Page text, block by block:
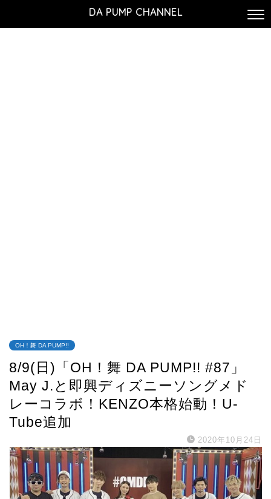
DA PUMP CHANNEL
OH！舞 DA PUMP!!
8/9(日)「OH！舞 DA PUMP!! #87」
May J.と即興ディズニーソングメド
レーコラボ！KENZO本格始動！U-
Tube追加
2020年10月24日